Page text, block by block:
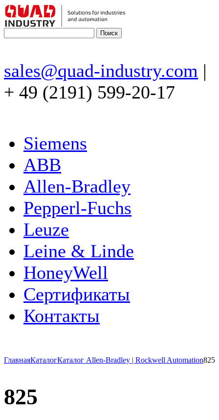
sales@quad-industry.com |
+ 49 (2191) 599-20-17
Siemens
ABB
Allen-Bradley
Pepperl-Fuchs
Leuze
Leine & Linde
HoneyWell
Сертификаты
Контакты
ГлавнаяКаталогКаталог Allen-Bradley | Rockwell Automation825
825